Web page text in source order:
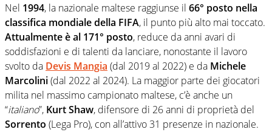
Nel 1994, la nazionale maltese raggiunse il 66° posto nella
classifica mondiale della FIFA, il punto più alto mai toccato.
Attualmente è al 171° posto, reduce da anni avari di
soddisfazioni e di talenti da lanciare, nonostante il lavoro
svolto da Devis Mangia (dal 2019 al 2022) e da Michele
Marcolini(dal 2022 al 2024). La maggior parte dei giocatori
milita nel massimo campionato maltese, c’è anche un
“italiano”, Kurt Shaw, difensore di 26 anni di proprietà del
Sorrento (Lega Pro), con all’attivo 31 presenze in nazionale.